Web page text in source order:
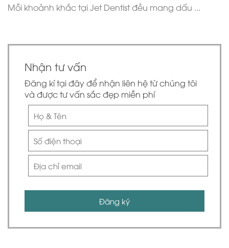
Mỗi khoảnh khắc tại Jet Dentist đều mang dấu ...
Nhận tư vấn
Đăng kí tại đây để nhận liên hệ từ chúng tôi
và được tư vấn sắc đẹp miễn phí
Đăng ký